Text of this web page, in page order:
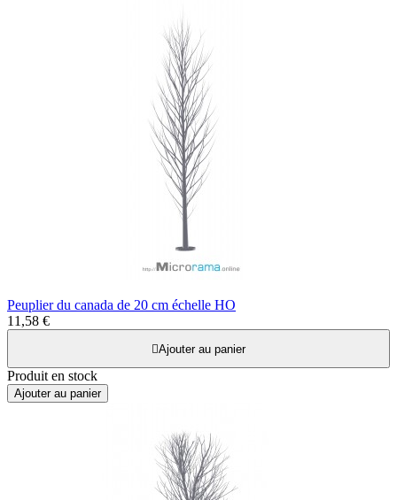
Peuplier du canada de 20 cm échelle HO
11,58 €
Ajouter au panier
Produit en stock
Ajouter au panier